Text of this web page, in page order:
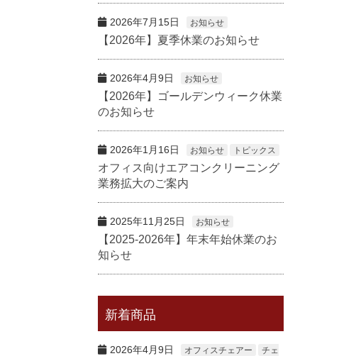
2026年7月15日 お知らせ
【2026年】夏季休業のお知らせ
2026年4月9日 お知らせ
【2026年】ゴールデンウィーク休業
のお知らせ
2026年1月16日 お知らせ トピックス
オフィス向けエアコンクリーニング
業務拡大のご案内
2025年11月25日 お知らせ
【2025-2026年】年末年始休業のお
知らせ
新着商品
2026年4月9日 オフィスチェアー
チェ